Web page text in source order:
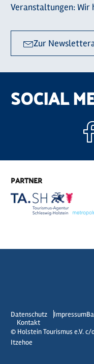
Veranstaltungen: Wir
Zur
SOCIAL
PARTNER
Datenschutz Impressum
Kontakt
© Holstein Tourismus e.V. c/
Itzehoe